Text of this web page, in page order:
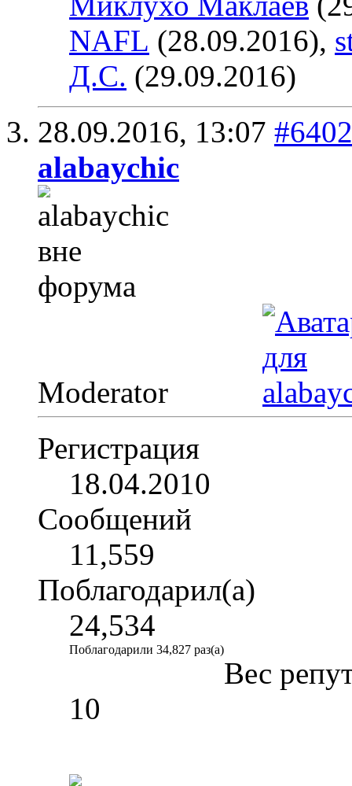
NAFL (28.09.2016),
Д.С. (29.09.2016)
28.09.2016, 13:07 #6402
alabaychic
Moderator
Регистрация
18.04.2010
Сообщений
11,559
Поблагодарил(а)
24,534
Поблагодарили 34,827 раз(а)
Вес
10